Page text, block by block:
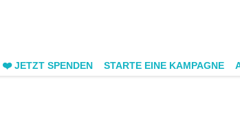
❤️ JETZT SPENDEN STARTE EINE KAMPAGNE